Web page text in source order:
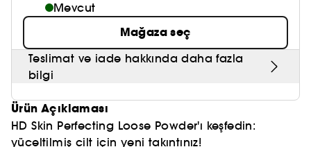
Işıltı Veren Bakım
TANGLE TEEZER
K18
KAYALI
ARMANI
LE MONDE GOURMAND
Mevcut
Mağaza seç
Teslimat ve iade hakkında daha fazla
bilgi
Ürün Açıklaması
HD Skin Perfecting Loose Powder'ı keşfedin:
yüceltilmiş cilt için yeni takıntınız!